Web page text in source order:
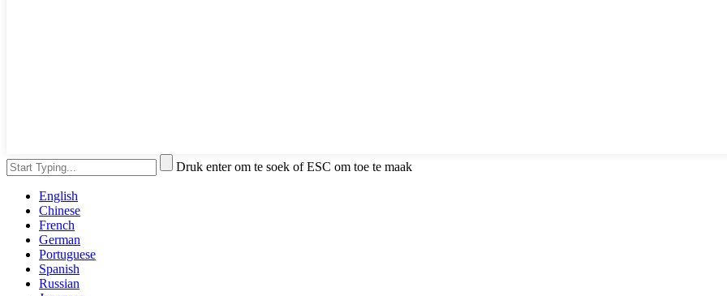
Druk enter om te soek of ESC om toe te maak
English
Chinese
French
German
Portuguese
Spanish
Russian